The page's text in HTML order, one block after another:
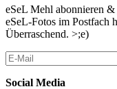
16:00 – BOOK TALK
FLORIAN RAINER.
Florian Rainer, Künstler
im Gespräch mit Frauke
17:00 – BOOK TALK
ÜBER ON ROBERT
eSeL Mehl abonnieren
eSeL-Fotos im Postfach
Überraschend. >;e)
Social Media